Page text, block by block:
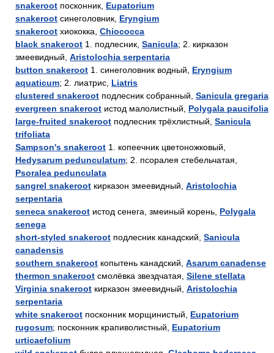
snakeroot посконник, Eupatorium
snakeroot синеголовник, Eryngium
snakeroot хиококка, Chiococca
black snakeroot 1. подлесник, Sanicula; 2. кирказон
змеевидный, Aristolochia serpentaria
button snakeroot 1. синеголовник водный, Eryngium
aquaticum; 2. лиатрис, Liatris
clustered snakeroot подлесник собранный, Sanicula gregaria
evergreen snakeroot истод малолистный, Polygala paucifolia
large-fruited snakeroot подлесник трёхлистный, Sanicula
trifoliata
Sampson's snakeroot 1. копеечник цветоножковый,
Hedysarum pedunculatum; 2. псоралея стебельчатая,
Psoralea pedunculata
sangrel snakeroot кирказон змеевидный, Aristolochia
serpentaria
seneca snakeroot истод сенега, змеиный корень, Polygala
senega
short-styled snakeroot подлесник канадский, Sanicula
canadensis
southern snakeroot копытень канадский, Asarum canadense
thermon snakeroot смолёвка звездчатая, Silene stellata
Virginia snakeroot кирказон змеевидный, Aristolochia
serpentaria
white snakeroot посконник морщинистый, Eupatorium
rugosum; посконник крапиволистный, Eupatorium
urticaefolium